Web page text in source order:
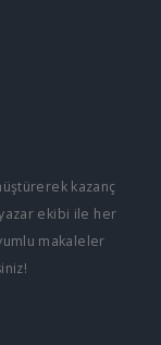
kazanç
ekibi ile her
makaleler